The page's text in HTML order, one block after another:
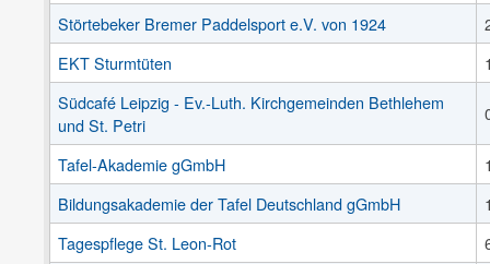
Störtebeker Bremer Paddelsport e.V. von 1924
EKT Sturmtüten
Südcafé Leipzig - Ev.-Luth. Kirchgemeinden Bethlehem
und St. Petri
Tafel-Akademie gGmbH
Bildungsakademie der Tafel Deutschland gGmbH
Tagespflege St. Leon-Rot